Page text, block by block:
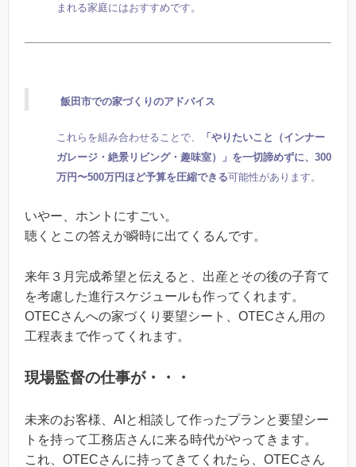
まれる家庭にはおすすめです。
飯田市での家づくりのアドバイス
これらを組み合わせることで、
「やりたいこと（インナー
ガレージ・絶景リビング・趣味室）」を一切諦めずに、300
万円〜500万円ほど予算を圧縮できる可能性があります。
いやー、ホントにすごい。
聴くとこの答えが瞬時に出てくるんです。
来年３月完成希望と伝えると、出産とその後の子育て
を考慮した進行スケジュールも作ってくれます。
OTECさんへの家づくり要望シート、OTECさん用の
工程表まで作ってくれます。
現場監督の仕事が・・・
未来のお客様、AIと相談して作ったプランと要望シー
トを持って工務店さんに来る時代がやってきます。
これ、OTECさんに持ってきてくれたら、OTECさん